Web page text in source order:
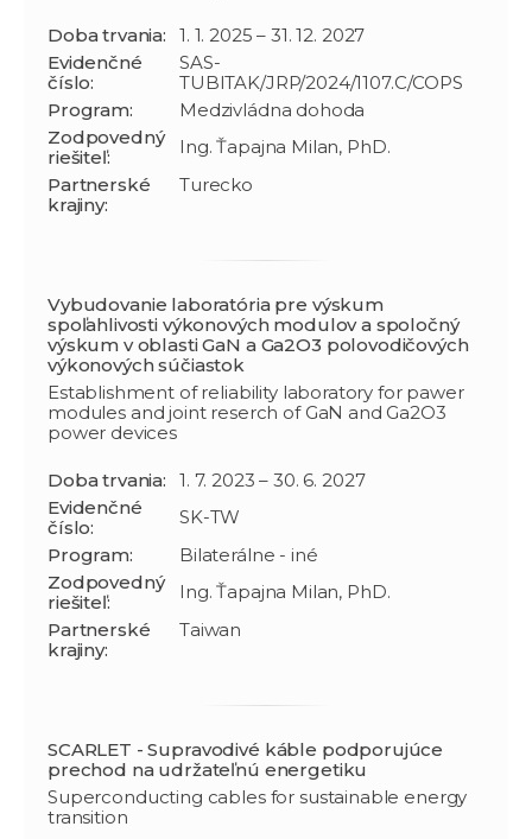
Doba trvania:
1. 1. 2025 – 31. 12. 2027
Evidenčné
číslo:
SAS-
TUBITAK/JRP/2024/1107.C/COPS
Program:
Medzivládna dohoda
Zodpovedný
riešiteľ:
Ing. Ťapajna Milan, PhD.
Partnerské
krajiny:
Turecko
Vybudovanie laboratória pre výskum
spoľahlivosti výkonových modulov a spoločný
výskum v oblasti GaN a Ga2O3 polovodičových
výkonových súčiastok
Establishment of reliability laboratory for pawer
modules and joint reserch of GaN and Ga2O3
power devices
Doba trvania:
1. 7. 2023 – 30. 6. 2027
Evidenčné
číslo:
SK-TW
Program:
Bilaterálne - iné
Zodpovedný
riešiteľ:
Ing. Ťapajna Milan, PhD.
Partnerské
krajiny:
Taiwan
SCARLET - Supravodivé káble podporujúce
prechod na udržateľnú energetiku
Superconducting cables for sustainable energy
transition